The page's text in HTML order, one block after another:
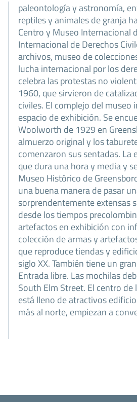
paleontología y astronomía,
reptiles y animales de granja
Centro y Museo Internacional
Internacional de Derechos
archivos, museo de
lucha internacional por los
celebra las protestas no
1960, que sirvieron de
civiles. El complejo del
espacio de exhibición. Se
Woolworth de 1929 en
almuerzo original y los
comenzaron sus sentadas. La
que dura una hora y media y
Museo Histórico de
una buena manera de pasar
sorprendentemente extensas
desde los tiempos
artefactos en exhibición con
colección de armas y
que reproduce tiendas y
siglo XX. También tiene un
Entrada libre. Las mochilas
South Elm Street. El centro
está lleno de atractivos
más al norte, empiezan a